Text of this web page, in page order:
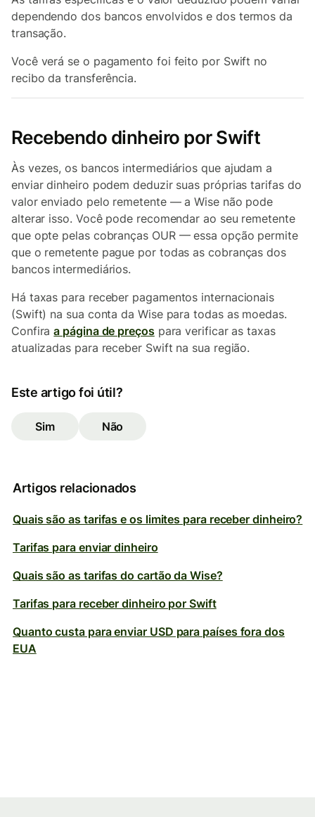
dependendo dos bancos envolvidos e dos termos da
transação.
Você verá se o pagamento foi feito por Swift no
recibo da transferência.
Recebendo dinheiro por Swift
Às vezes, os bancos intermediários que ajudam a
enviar dinheiro podem deduzir suas próprias tarifas do
valor enviado pelo remetente — a Wise não pode
alterar isso. Você pode recomendar ao seu remetente
que opte pelas cobranças OUR — essa opção permite
que o remetente pague por todas as cobranças dos
bancos intermediários.
Há taxas para receber pagamentos internacionais
(Swift) na sua conta da Wise para todas as moedas.
Confiraa página de preçospara verificar as taxas
atualizadas para receber Swift na sua região.
Este artigo foi útil?
Sim Não
Artigos relacionados
Quais são as tarifas e os limites para receber dinheiro?
Tarifas para enviar dinheiro
Quais são as tarifas do cartão da Wise?
Tarifas para receber dinheiro por Swift
Quanto custa para enviar USD para países fora dos
EUA